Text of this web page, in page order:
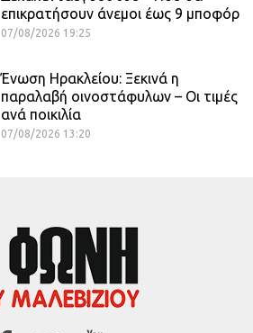
επικρατήσουν άνεμοι έως 9 μποφόρ
07/08/2026 19:25
Ένωση Ηρακλείου: Ξεκινά η
παραλαβή οινοστάφυλων – Οι τιμές
ανά ποικιλία
07/08/2026 13:20